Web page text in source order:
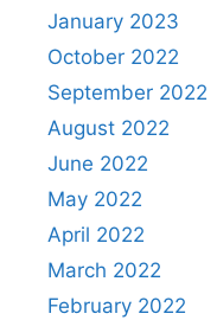
January 2023
October 2022
September 2022
August 2022
June 2022
May 2022
April 2022
March 2022
February 2022